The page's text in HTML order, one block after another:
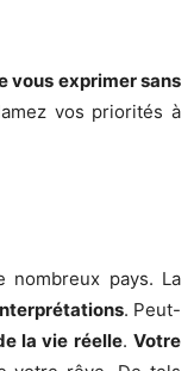
vous exprimer sans
vos priorités à
nombreux pays. La
. Peut-
la vie réelle.Votre